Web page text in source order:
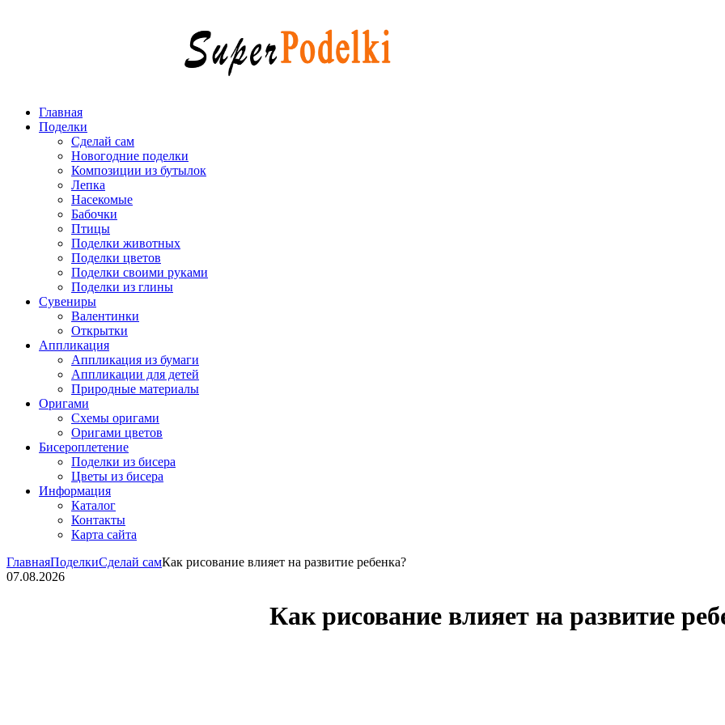
Главная
Поделки
Сделай сам
Новогодние поделки
Композиции из бутылок
Лепка
Насекомые
Бабочки
Птицы
Поделки животных
Поделки цветов
Поделки своими руками
Поделки из глины
Сувениры
Валентинки
Открытки
Аппликация
Аппликация из бумаги
Аппликации для детей
Природные материалы
Оригами
Схемы оригами
Оригами цветов
Бисероплетение
Поделки из бисера
Цветы из бисера
Информация
Каталог
Контакты
Карта сайта
ГлавнаяПоделкиСделай самКак рисование влияет на развитие ребенка?
07.08.2026
Как рисование влияет на развитие